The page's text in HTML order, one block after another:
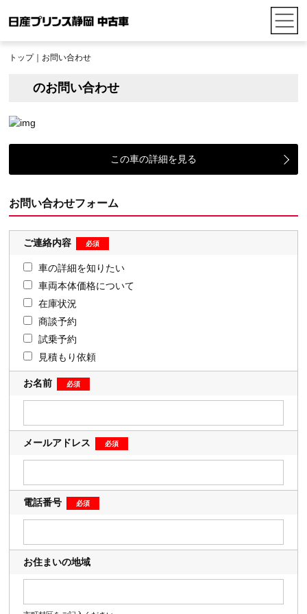
トップ｜お問い合わせ
のお問い合わせ
この車の詳細を見る
お問い合わせフォーム
ご連絡内容
車の詳細を知りたい
車両本体価格について
在庫状況
商談予約
試乗予約
見積もり依頼
お名前
メールアドレス
電話番号
お住まいの地域